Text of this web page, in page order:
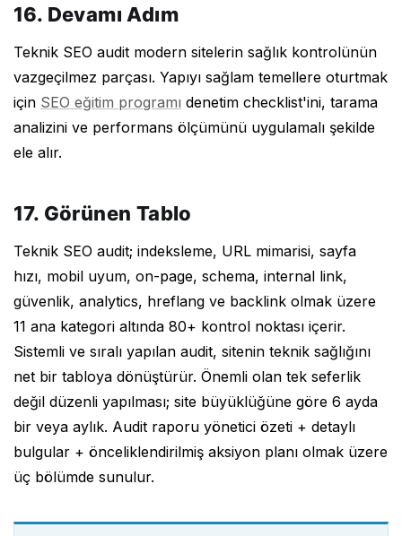
16. Devamı Adım
Teknik SEO audit modern sitelerin sağlık kontrolünün
vazgeçilmez parçası. Yapıyı sağlam temellere oturtmak
için SEO eğitim programı denetim checklist'ini, tarama
analizini ve performans ölçümünü uygulamalı şekilde
ele alır.
17. Görünen Tablo
Teknik SEO audit; indeksleme, URL mimarisi, sayfa
hızı, mobil uyum, on-page, schema, internal link,
güvenlik, analytics, hreflang ve backlink olmak üzere
11 ana kategori altında 80+ kontrol noktası içerir.
Sistemli ve sıralı yapılan audit, sitenin teknik sağlığını
net bir tabloya dönüştürür. Önemli olan tek seferlik
değil düzenli yapılması; site büyüklüğüne göre 6 ayda
bir veya aylık. Audit raporu yönetici özeti + detaylı
bulgular + önceliklendirilmiş aksiyon planı olmak üzere
üç bölümde sunulur.